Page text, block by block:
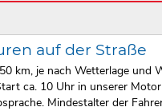
auf der Straße
km, je nach Wetterlage und
ca. 10 Uhr in unserer
Mindestalter der